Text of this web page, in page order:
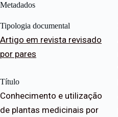
Metadados
Tipologia documental
Artigo em revista revisado
por pares
Título
Conhecimento e utilização
de plantas medicinais por